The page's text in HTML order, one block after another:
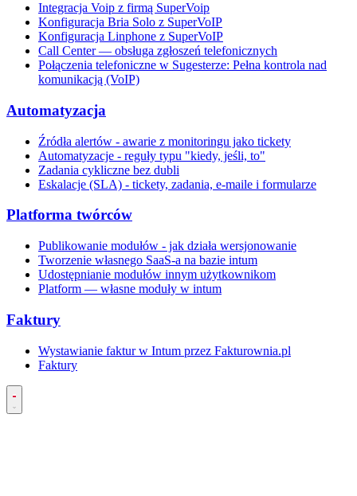
Integracja Voip z firmą SuperVoip
Konfiguracja Bria Solo z SuperVoIP
Konfiguracja Linphone z SuperVoIP
Call Center — obsługa zgłoszeń telefonicznych
Połączenia telefoniczne w Sugesterze: Pełna kontrola nad
komunikacją (VoIP)
Automatyzacja
Źródła alertów - awarie z monitoringu jako tickety
Automatyzacje - reguły typu "kiedy, jeśli, to"
Zadania cykliczne bez dubli
Eskalacje (SLA) - tickety, zadania, e-maile i formularze
Platforma twórców
Publikowanie modułów - jak działa wersjonowanie
Tworzenie własnego SaaS-a na bazie intum
Udostępnianie modułów innym użytkownikom
Platform — własne moduły w intum
Faktury
Wystawianie faktur w Intum przez Fakturownia.pl
Faktury